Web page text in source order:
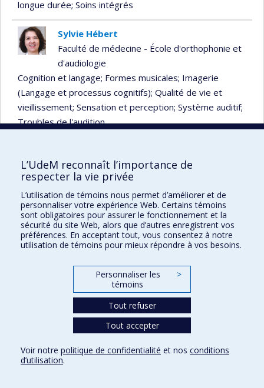
longue durée; Soins intégrés
Sylvie Hébert
Faculté de médecine - École d'orthophonie et
d'audiologie
Cognition et langage; Formes musicales; Imagerie
(Langage et processus cognitifs); Qualité de vie et
vieillissement; Sensation et perception; Système auditif;
Troubles de l'audition
Faculté de médecine - Département
d'ophtalmologie
Système visuel
Bechara Helal
Ce
professeur
Faculté de l'aménagement - Direction
Faculté de l'aménagement - École
d'architecture
; Construction; Techniques et matériaux
Processus d'innovation; Époque contemporaine
travail social
L’UdeM reconnaît l’importance de
respecter la vie privée
L’utilisation de témoins nous permet d’améliorer et de
personnaliser votre expérience Web. Certains témoins
sont obligatoires pour assurer le fonctionnement et la
sécurité du site Web, alors que d’autres enregistrent vos
préférences. En acceptant tout, vous consentez à notre
utilisation de témoins pour mieux répondre à vos besoins.
Personnaliser les
témoins
>
Tout refuser
Tout accepter
Voir notre politique de confidentialité et nos conditions
d’utilisation.